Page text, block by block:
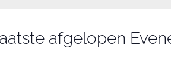
afgelopen